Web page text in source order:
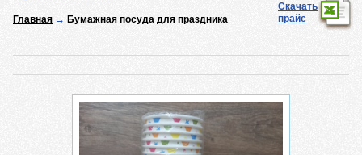
Скачать
прайс
Главная → Бумажная посуда для праздника